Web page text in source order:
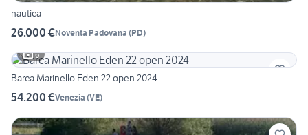
nautica
26.000 €Noventa Padovana (PD)
6
Barca Marinello Eden 22 open 2024
54.200 €Venezia (VE)